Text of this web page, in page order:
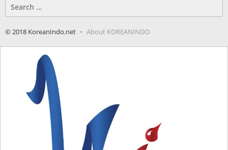
for:
© 2018 KoreanIndo.net About KOREANINDO